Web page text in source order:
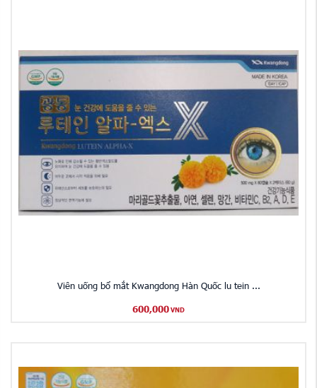
Viên uống bổ mắt Kwangdong Hàn Quốc lu tein ...
600,000 VND